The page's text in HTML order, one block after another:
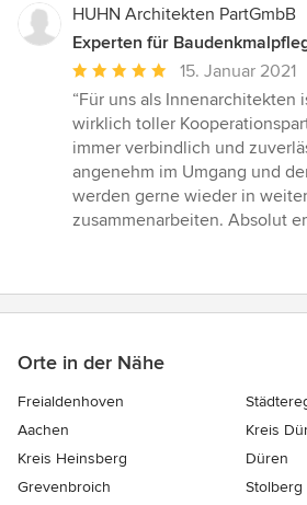
HUHN Architekten PartGmbB
Experten für
Durchschnittliche
Bewertung:
5
von
5
Sternen
15. Januar 2021
“Für uns als Innenarchitekten
wirklich toller
immer verbindlich und
angenehm im Umgang und
werden gerne wieder in
zusammenarbeiten. Absolut
Orte in der Nähe
Freialdenhoven
Aachen
Kreis
Kreis Heinsberg
Düren
Grevenbroich
Stolberg